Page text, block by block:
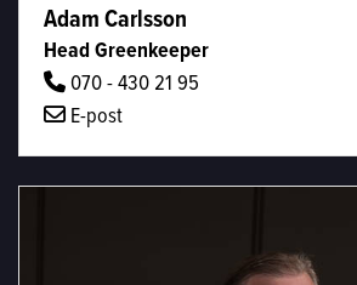
Adam Carlsson
Head Greenkeeper
070 - 430 21 95
E-post